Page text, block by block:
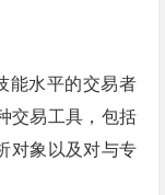
能水平的交易者
交易工具，包括
对象以及对与专